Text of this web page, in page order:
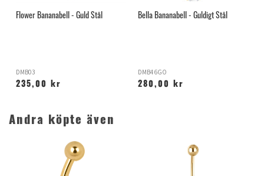
Flower Bananabell - Guld Stål
DMB03
235,00 kr
Bella Bananabell - Guldigt Stål
DMB46GO
280,00 kr
Andra köpte även